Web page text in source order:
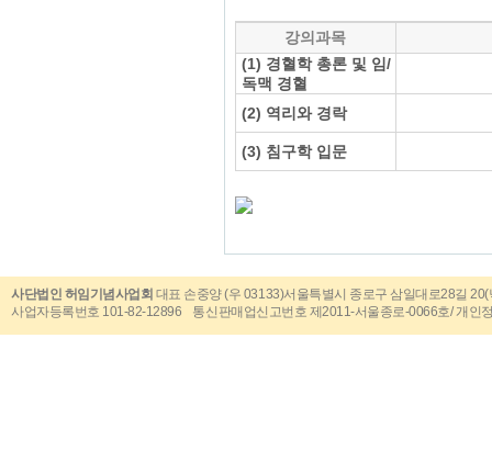
강의과목
(1) 경혈학 총론 및 임/
독맥 경혈
(2) 역리와 경락
(3) 침구학 입문
사단법인 허임기념사업회 대표 손중양 (우 03133)서울특별시 종로구 삼일대로28길
사업자등록번호 101-82-12896 통신판매업신고번호 제2011-서울종로-0066호/ 개인